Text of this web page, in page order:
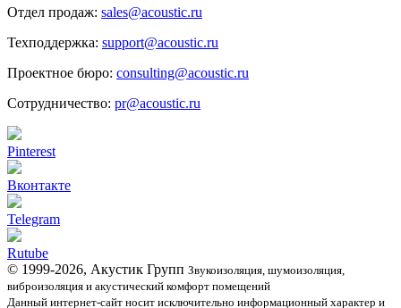
Отдел продаж: sales@acoustic.ru
Техподдержка: support@acoustic.ru
Проектное бюро: consulting@acoustic.ru
Сотрудничество: pr@acoustic.ru
Pinterest
Вконтакте
Telegram
Rutube
© 1999-2026, Акустик Групп Звукоизоляция, шумоизоляция,
виброизоляция и акустический комфорт помещений
Данный интернет-сайт носит исключительно информационный характер и